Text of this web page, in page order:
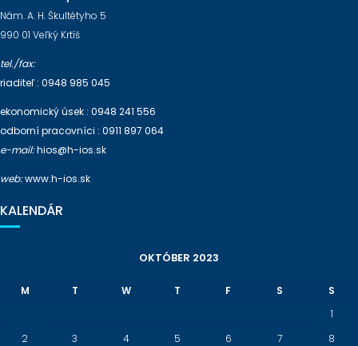
I
G
T
I
O
N
Nám. A. H. Škultétyho 5
990 01 Veľký Krtíš
tel./fax:
riaditeľ : 0948 985 045
ekonomický úsek : 0948 241 556
odborní pracovníci : 0911 897 064
e-mail:hios@h-ios.sk
web:www.h-ios.sk
KALENDÁR
OKTÓBER 2023
M T W T F S
S
1
2
3 4 5 6 7
8